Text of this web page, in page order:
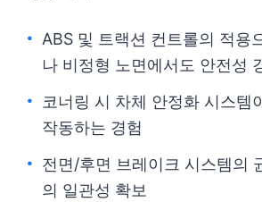
ABS 및 트랙션 컨트롤의 적용
나 비정형 노면에서도 안전성
코너링 시 차체 안정화 시스템
작동하는 경험
전면/후면 브레이크 시스템의
의 일관성 확보